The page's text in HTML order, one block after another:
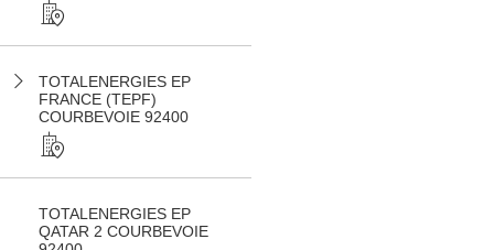
TOTALENERGIES EP
FRANCE (TEPF)
COURBEVOIE 92400
TOTALENERGIES EP
QATAR 2 COURBEVOIE